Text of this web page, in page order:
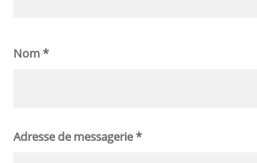
Nom*
Adresse de messagerie*